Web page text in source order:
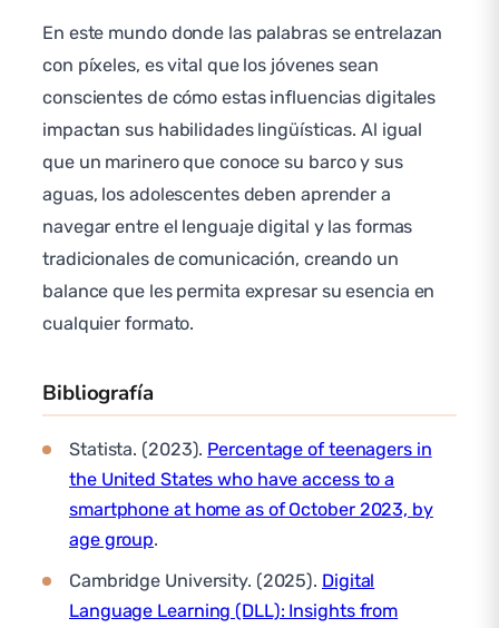
En este mundo donde las palabras se entrelazan
con píxeles, es vital que los jóvenes sean
conscientes de cómo estas influencias digitales
impactan sus habilidades lingüísticas. Al igual
que un marinero que conoce su barco y sus
aguas, los adolescentes deben aprender a
navegar entre el lenguaje digital y las formas
tradicionales de comunicación, creando un
balance que les permita expresar su esencia en
cualquier formato.
Bibliografía
Statista. (2023). Percentage of teenagers in
the United States who have access to a
smartphone at home as of October 2023, by
age group.
Cambridge University. (2025). Digital
Language Learning (DLL): Insights from